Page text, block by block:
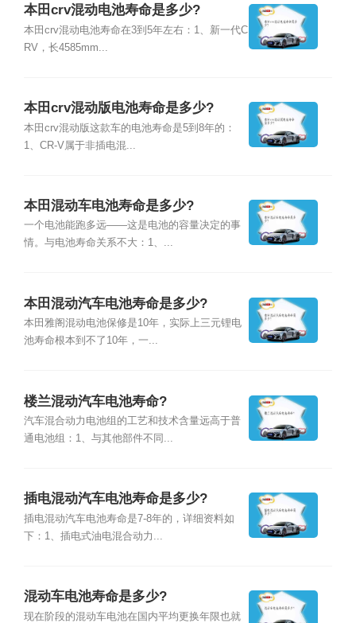
本田crv混动电池寿命是多少?
本田crv混动电池寿命在3到5年左右：1、新一代C
RV，长4585mm...
本田crv混动版电池寿命是多少?
本田crv混动版这款车的电池寿命是5到8年的：
1、CR-V属于非插电混...
本田混动车电池寿命是多少?
一个电池能跑多远——这是电池的容量决定的事
情。与电池寿命关系不大：1、...
本田混动汽车电池寿命是多少?
本田雅阁混动电池保修是10年，实际上三元锂电
池寿命根本到不了10年，一...
楼兰混动汽车电池寿命?
汽车混合动力电池组的工艺和技术含量远高于普
通电池组：1、与其他部件不同...
插电混动汽车电池寿命是多少?
插电混动汽车电池寿命是7-8年的，详细资料如
下：1、插电式油电混合动力...
混动车电池寿命是多少?
现在阶段的混动车电池在国内平均更换年限也就